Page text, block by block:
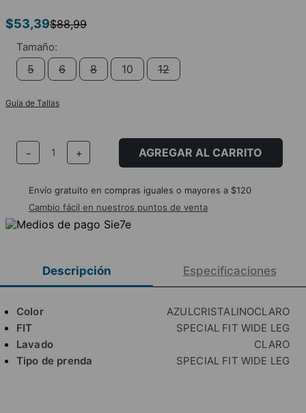
$53,39$88,99
5 6 8 10 12
Guía de Tallas
＋
－ AGREGAR AL CARRITO
Envío gratuito en compras iguales o mayores a $120
Cambio fácil en nuestros puntos de venta
Descripción Especificaciones
Color
AZULCRISTALINOCLARO
FIT
SPECIAL FIT WIDE LEG
Lavado
CLARO
Tipo de prenda
SPECIAL FIT WIDE LEG